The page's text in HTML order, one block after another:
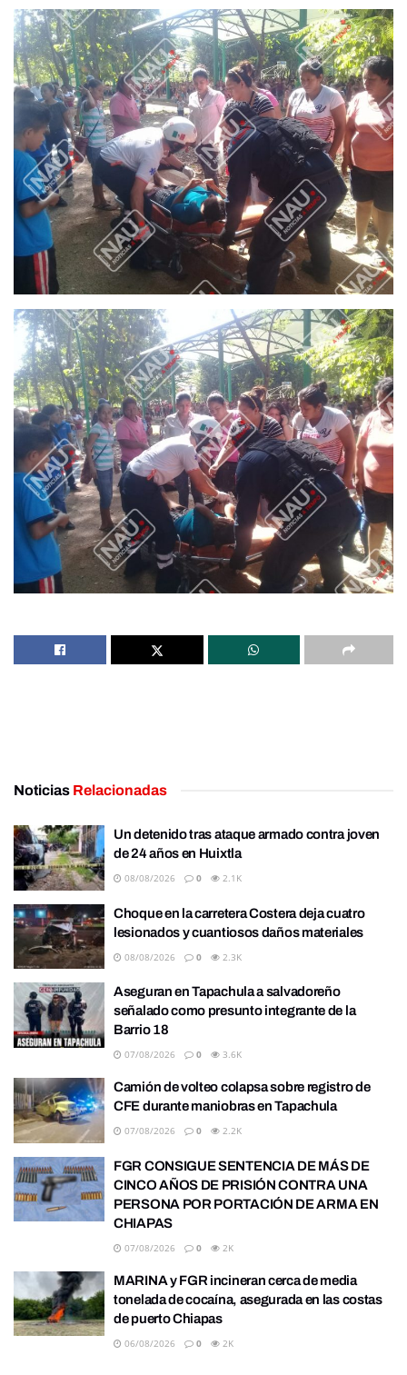
Noticias Relacionadas
Un detenido tras ataque armado contra joven
de 24 años en Huixtla
08/08/2026 0 2.1K
Choque en la carretera Costera deja cuatro
lesionados y cuantiosos daños materiales
08/08/2026 0 2.3K
Aseguran en Tapachula a salvadoreño
señalado como presunto integrante de la
Barrio 18
07/08/2026 0 3.6K
Camión de volteo colapsa sobre registro de
CFE durante maniobras en Tapachula
07/08/2026 0 2.2K
FGR CONSIGUE SENTENCIA DE MÁS DE
CINCO AÑOS DE PRISIÓN CONTRA UNA
PERSONA POR PORTACIÓN DE ARMA EN
CHIAPAS
07/08/2026 0 2K
MARINA y FGR incineran cerca de media
tonelada de cocaína, asegurada en las costas
de puerto Chiapas
06/08/2026 0 2K